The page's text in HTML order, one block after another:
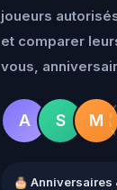
joueurs
et comparer
vous,
A S M
🎂 Anniversaires